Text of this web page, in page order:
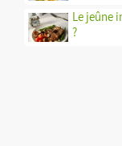
Le jeûne
?